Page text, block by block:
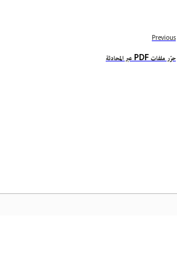
Previous
حرّر ملفات PDF عبر المحادثة